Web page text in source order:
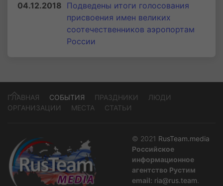
04.12.2018 Подведены итоги голосования
присвоения имен великих
соотечественников аэропортам
России
ГЛАВНАЯ СОБЫТИЯ ПРАЗДНИКИ
ЛЮДИ
ОРГАНИЗАЦИИ
МЕСТА СТАТЬИ
© 2021 RusTeam.media
Российское
информационное
агентство Рустим
email: ria@rus.team.